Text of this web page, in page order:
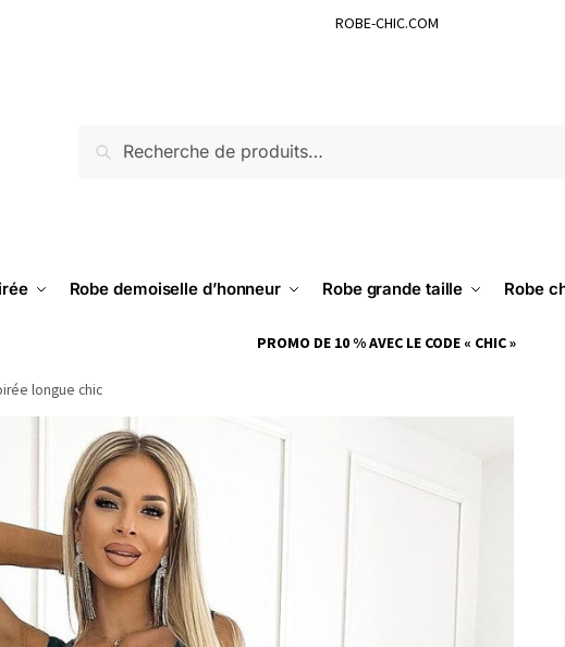
ROBE-CHIC.COM
RECHERCHE
Robe demoiselle d’honneur Robe grande taille Robe
PROMO DE 10 % AVEC LE CODE « CHIC »
longue chic